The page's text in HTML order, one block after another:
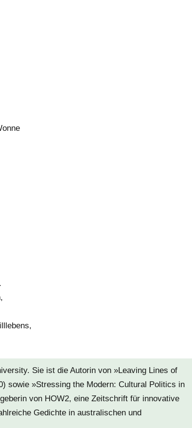
Sie ist die Autorin von »Leaving Lines of
sowie »Stressing the Modern: Cultural Politics in
von HOW2, eine Zeitschrift für innovative
Gedichte in australischen und